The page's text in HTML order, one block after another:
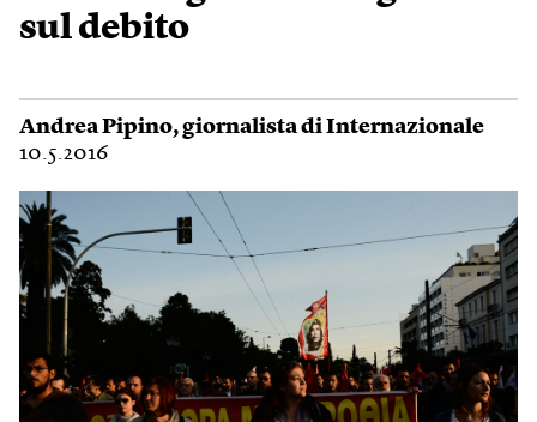
sul debito
Andrea Pipino, giornalista di Internazionale
10.5.2016